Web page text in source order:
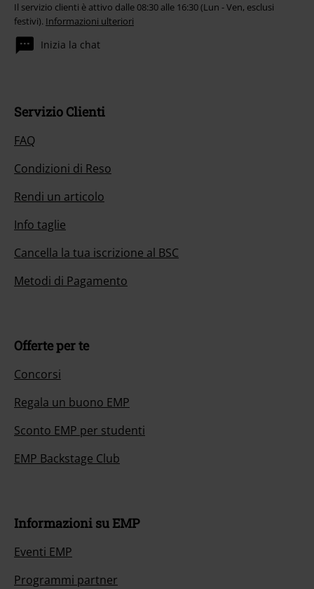
Il servizio clienti è attivo dalle 08:30 alle 16:30 (Lun - Ven, esclusi
festivi). Informazioni ulteriori
Inizia la chat
Servizio Clienti
FAQ
Condizioni di Reso
Rendi un articolo
Info taglie
Cancella la tua iscrizione al BSC
Metodi di Pagamento
Offerte per te
Concorsi
Regala un buono EMP
Sconto EMP per studenti
EMP Backstage Club
Informazioni su EMP
Eventi EMP
Programmi partner